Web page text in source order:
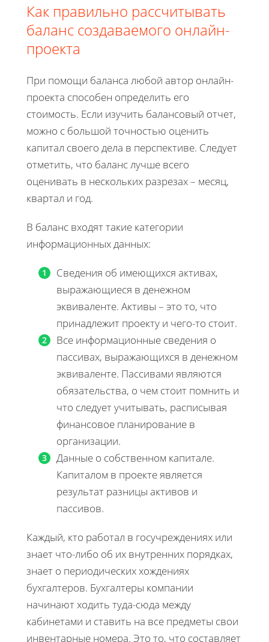
Как правильно рассчитывать
баланс создаваемого онлайн-
проекта
При помощи баланса любой автор онлайн-
проекта способен определить его
стоимость. Если изучить балансовый отчет,
можно с большой точностью оценить
капитал своего дела в перспективе. Следует
отметить, что баланс лучше всего
оценивать в нескольких разрезах – месяц,
квартал и год.
В баланс входят такие категории
информационных данных:
Сведения об имеющихся активах,
выражающиеся в денежном
эквиваленте. Активы – это то, что
принадлежит проекту и чего-то стоит.
Все информационные сведения о
пассивах, выражающихся в денежном
эквиваленте. Пассивами являются
обязательства, о чем стоит помнить и
что следует учитывать, расписывая
финансовое планирование в
организации.
Данные о собственном капитале.
Капиталом в проекте является
результат разницы активов и
пассивов.
Каждый, кто работал в госучреждениях или
знает что-либо об их внутренних порядках,
знает о периодических хождениях
бухгалтеров. Бухгалтеры компании
начинают ходить туда-сюда между
кабинетами и ставить на все предметы свои
инвентарные номера. Это то, что составляет